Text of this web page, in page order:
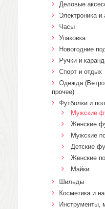
Деловые
Электроника и
Часы
Упаковка
Новогодние
Ручки и
Спорт и отдых
Одежда
прочее)
Футболки и
Мужские
Женские
Мужские
Детские
Женские
Майки
Шильды
Косметика и
Инструменты,